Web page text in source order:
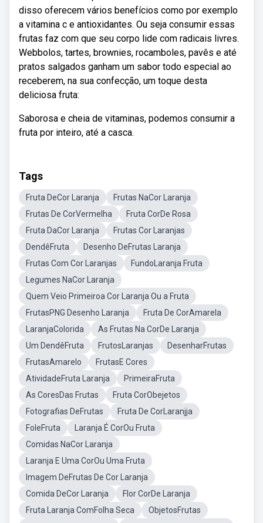
disso oferecem vários benefícios como por exemplo
a vitamina c e antioxidantes. Ou seja consumir essas
frutas faz com que seu corpo lide com radicais livres.
Webbolos, tartes, brownies, rocamboles, pavês e até
pratos salgados ganham um sabor todo especial ao
receberem, na sua confecção, um toque desta
deliciosa fruta:
Saborosa e cheia de vitaminas, podemos consumir a
fruta por inteiro, até a casca.
Tags
Fruta DeCor Laranja
Frutas NaCor Laranja
Frutas De CorVermelha
Fruta CorDe Rosa
Fruta DaCor Laranja
Frutas Cor Laranjas
DendêFruta
Desenho DeFrutas Laranja
Frutas Com Cor Laranjas
FundoLaranja Fruta
Legumes NaCor Laranja
Quem Veio Primeiroa Cor Laranja Ou a Fruta
FrutasPNG Desenho Laranja
Fruta De CorAmarela
LaranjaColorida
As Frutas Na CorDe Laranja
Um DendêFruta
FrutosLaranjas
DesenharFrutas
FrutasAmarelo
FrutasE Cores
AtividadeFruta Laranja
PrimeiraFruta
As CoresDas Frutas
Fruta CorObejetos
Fotografias DeFrutas
Fruta De CorLaranjja
FoleFruta
Laranja É CorOu Fruta
Comidas NaCor Laranja
Laranja E Uma CorOu Uma Fruta
Imagem DeFrutas De Cor Laranja
Comida DeCor Laranja
Flor CorDe Laranja
Fruta Laranja ComFolha Seca
ObjetosFrutas